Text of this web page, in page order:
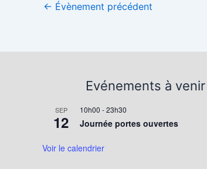
← Évènement précédent
Evénements à venir
SEP
12
10h00 -23h30
Journée portes ouvertes
Voir le calendrier